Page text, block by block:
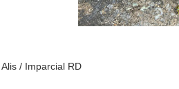
/ Imparcial RD